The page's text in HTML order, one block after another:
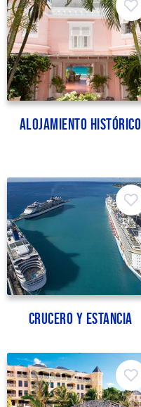
Alojamiento Histórico
Crucero y estancia